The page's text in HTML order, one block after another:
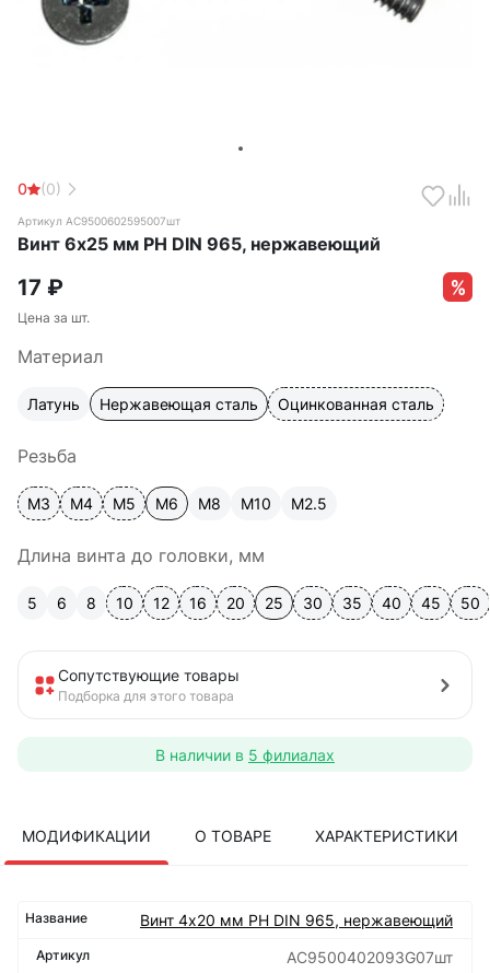
0 (0)
Артикул АС9500602595007шт
Винт 6х25 мм РН DIN 965, нержавеющий
17 ₽
Цена за шт.
Материал
Латунь Нержавеющая сталь Оцинкованная сталь
Резьба
М3 М4 М5 М6 М8 М10 М2.5
Длина винта до головки, мм
5 6 8 10 12 16 20 25 30 35 40 45 50
Сопутствующие товары
Подборка для этого товара
В наличии в 5 филиалах
МОДИФИКАЦИИ О ТОВАРЕ ХАРАКТЕРИСТИКИ
Винт 4х20 мм РН DIN 965, нержавеющий
АС9500402093G07шт